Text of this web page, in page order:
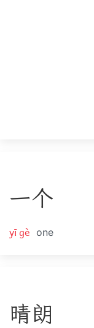
一个
yī gè one
晴朗